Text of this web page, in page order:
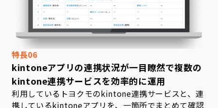
特長06
kintoneアプリの連携状況が一目瞭然で複数の
kintone連携サービスを効率的に運用
利用しているトヨクモのkintone連携サービスと、連
携しているkintoneアプリを、一箇所でまとめて確認